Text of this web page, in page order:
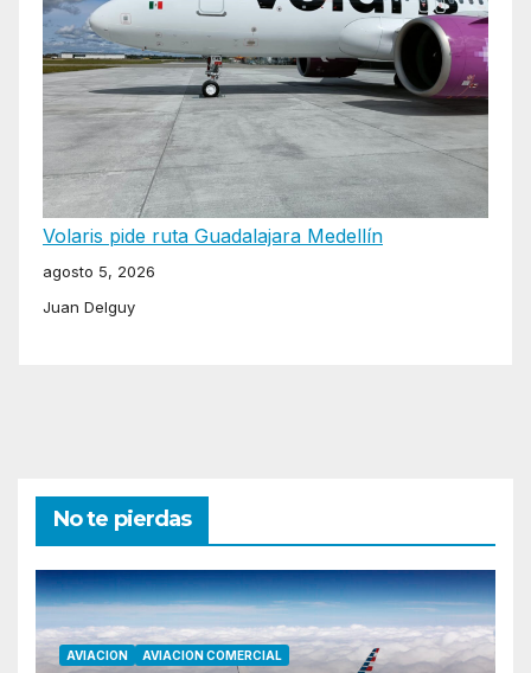
Volaris pide ruta Guadalajara Medellín
agosto 5, 2026
Juan Delguy
No te pierdas
AVIACION AVIACION COMERCIAL